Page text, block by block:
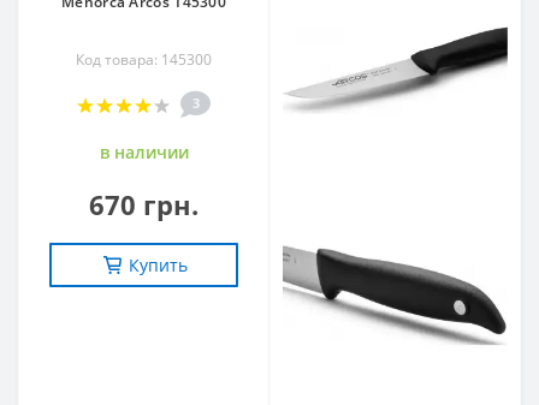
Код товара: 145300
3
в наличии
670 грн.
Купить